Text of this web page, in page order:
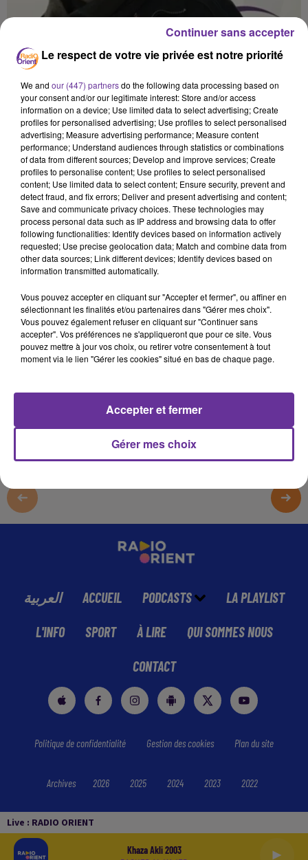
Live : RADIO ORIENT
Khaza Akli 2003
les rendez-vous de POLITIS 9/2/2023
11 février 2023 - 5 min 33 sec
LES RENDEZ-VOUS DE POLITIS
JS
les rendez-vous de POLITIS 9/2/2023
les rendez-vous de POLITIS 9/2/2023
0:00 5 min 33 sec
العربية ACCUEIL PODCASTS LA PLAYLIST
L'INFO SPORT À LIRE QUI SOMMES NOUS
CONTACT
Politique de confidentialité Gestion des cookies Plan du site
Archives 2026 2025 2024 2023 2022
Le respect de votre vie privée est notre priorité
We and our (447) partnersdo the following data processing based on
your consent and/or our legitimate interest: Store and/or access
information on a device; Use limited data to select advertising; Create
profiles for personalised advertising; Use profiles to select personalised
advertising; Measure advertising performance; Measure content
performance; Understand audiences through statistics or combinations
of data from different sources; Develop and improve services; Create
profiles to personalise content; Use profiles to select personalised
content; Use limited data to select content; Ensure security, prevent and
detect fraud, and fix errors; Deliver and present advertising and content;
Save and communicate privacy choices. These technologies may
process personal data such as IP address and browsing data to offer
following functionalities: Identify devices based on information actively
requested; Use precise geolocation data; Match and combine data from
other data sources; Link different devices; Identify devices based on
information transmitted automatically.
Vous pouvez accepter en cliquant sur "Accepter et fermer", ou affiner en
sélectionnant les finalités et/ou partenaires dans "Gérer mes choix".
Vous pouvez également refuser en cliquant sur "Continuer sans
accepter". Vos préférences ne s'appliqueront que pour ce site. Vous
pouvez mettre à jour vos choix, ou retirer votre consentement à tout
moment via le lien "Gérer les cookies" situé en bas de chaque page.
Gérer mes choix
Accepter et fermer
Continuer sans accepter